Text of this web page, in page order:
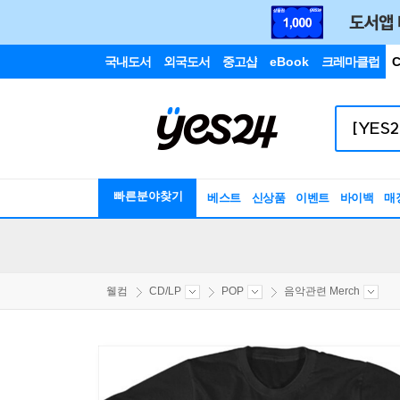
국내도서 외국도서 중고샵 eBook 크레마클럽
빠른분야찾기 베스트 신상품 이벤트 바이백 매
웰컴 CD/LP POP 음악관련 Merch